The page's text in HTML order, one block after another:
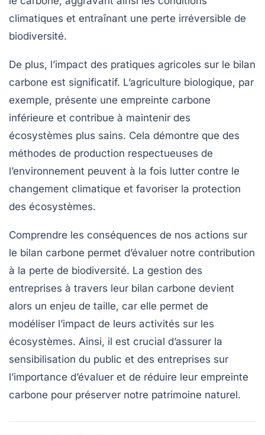
climatiques et entraînant une perte irréversible de
biodiversité.
De plus, l’impact des pratiques agricoles sur le bilan
carbone est significatif. L’agriculture biologique, par
exemple, présente une empreinte carbone
inférieure et contribue à maintenir des
écosystèmes plus sains. Cela démontre que des
méthodes de production respectueuses de
l’environnement peuvent à la fois lutter contre le
changement climatique et favoriser la protection
des écosystèmes.
Comprendre les conséquences de nos actions sur
le bilan carbone permet d’évaluer notre contribution
à la perte de biodiversité. La gestion des
entreprises à travers leur bilan carbone devient
alors un enjeu de taille, car elle permet de
modéliser l’impact de leurs activités sur les
écosystèmes. Ainsi, il est crucial d’assurer la
sensibilisation du public et des entreprises sur
l’importance d’évaluer et de réduire leur empreinte
carbone pour préserver notre patrimoine naturel.